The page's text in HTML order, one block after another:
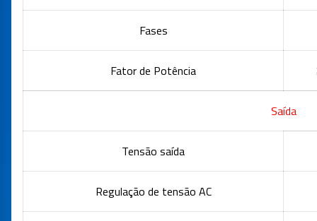
Fases
Fator de Potência
Saída
Tensão saída
Regulação de tensão AC